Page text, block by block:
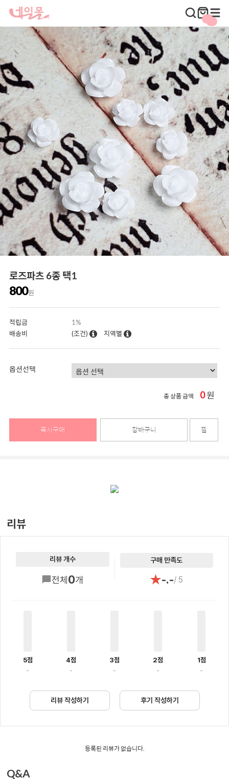
로즈파츠 6종 택1
800원
적립금
1%
배송비
(조건) 지역별
옵션선택
총 상품 금액 0원
즉시구매 장바구니 찜
리뷰
리뷰 개수
전체0개
구매 만족도
★-.-/ 5
5점
-
4점
-
3점
-
2점
-
1점
-
리뷰 작성하기 후기 작성하기
등록된 리뷰가 없습니다.
Q&A